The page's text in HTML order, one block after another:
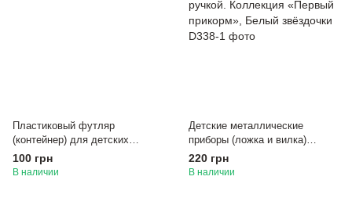
Пластиковый футляр
(контейнер) для детских
приборов
100 грн
В наличии
Детские металлические
приборы (ложка и вилка)
«Мишка» с силиконовой
ручкой. Коллекция «Первый
220 грн
В наличии